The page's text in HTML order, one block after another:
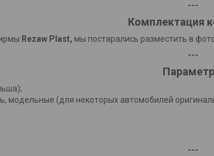
---
Комплектация
Rezaw Plast, мы постарались разместить в
---
модельные (для некоторых автомобилей
---